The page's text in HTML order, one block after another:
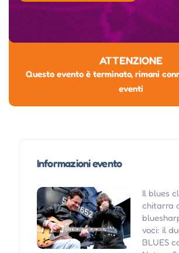
ATTENZIONE
Questo evento è terminato, rimani
eventi
Informazioni evento
Il blues
chitarra
voci: il
BLUES